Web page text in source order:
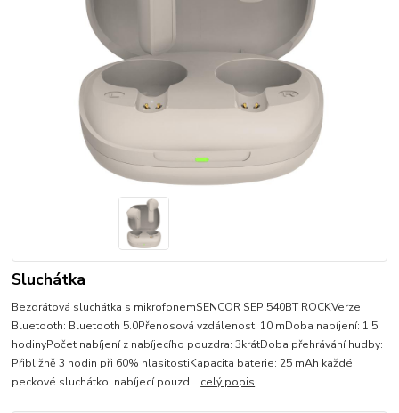
Sluchátka
Bezdrátová sluchátka s mikrofonemSENCOR SEP 540BT ROCKVerze
Bluetooth: Bluetooth 5.0Přenosová vzdálenost: 10 mDoba nabíjení: 1,5
hodinyPočet nabíjení z nabíjecího pouzdra: 3krátDoba přehrávání hudby:
Přibližně 3 hodin při 60% hlasitostiKapacita baterie: 25 mAh každé
peckové sluchátko, nabíjecí pouzd... celý popis